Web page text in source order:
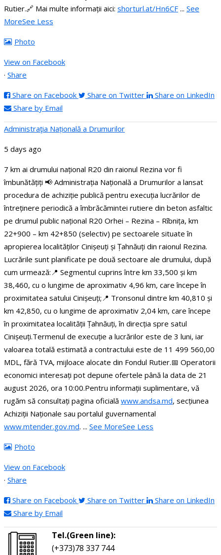
Rutier.🔗 Mai multe informații aici: shorturl.at/Hn6CF ... See
MoreSee Less
Photo
View on Facebook
· Share
Share on Facebook Share on Twitter
Share on LinkedIn
Share by Email
Administraţia Națională a Drumurilor
5 days ago
7 km ai drumului național R20 din raionul Rezina vor fi
îmbunătățiți 📢 Administrația Națională a Drumurilor a lansat
procedura de achiziție publică pentru execuția lucrărilor de
întreținere periodică a îmbrăcămintei rutiere din beton asfaltic
pe drumul public național R20 Orhei – Rezina – Rîbnița, km
22+900 – km 42+850 (selectiv) pe sectoarele situate în
apropierea localităților Cinișeuți și Țahnăuți din raionul Rezina.
Lucrările sunt planificate pe două sectoare ale drumului, după
cum urmează:📍 Segmentul cuprins între km 33,500 și km
38,460, cu o lungime de aproximativ 4,96 km, care începe în
proximitatea satului Cinișeuți;📍 Tronsonul dintre km 40,810 și
km 42,850, cu o lungime de aproximativ 2,04 km, care începe
în proximitatea localității Țahnăuți, în direcția spre satul
Cinișeuți.Termenul de execuție a lucrărilor este de 3 luni, iar
valoarea totală estimată a contractului este de 11 499 560,00
MDL, fără TVA, mijloace alocate din Fondul Rutier.📅 Operatorii
economici interesați pot depune ofertele până la data de 21
august 2026, ora 10:00.Pentru informații suplimentare, vă
rugăm să consultați pagina oficială www.andsa.md, secțiunea
Achiziții Naționale sau portalul guvernamental
www.mtender.gov.md. ... See MoreSee Less
Photo
View on Facebook
· Share
Share on Facebook Share on Twitter
Share on LinkedIn
Share by Email
Tel.(Green line):
(+373)78 337 744